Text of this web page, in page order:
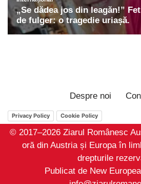
Despre noi
Privacy Policy Cookie Policy
© 2017–2026 Ziarul Românesc
oră din Austria și Europa în
drepturile
Publicat de New